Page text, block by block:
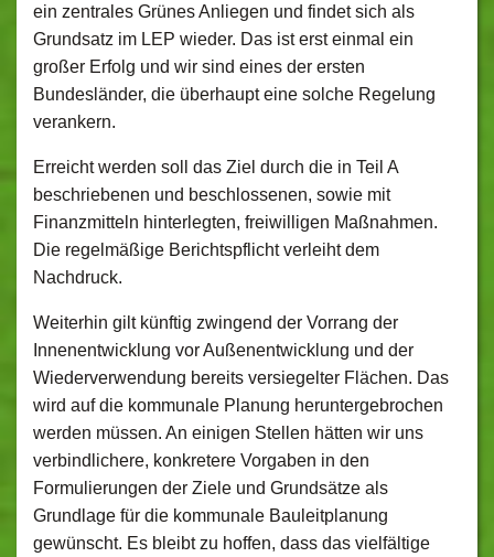
ein zentrales Grünes Anliegen und findet sich als
Grundsatz im LEP wieder. Das ist erst einmal ein
großer Erfolg und wir sind eines der ersten
Bundesländer, die überhaupt eine solche Regelung
verankern.
Erreicht werden soll das Ziel durch die in Teil A
beschriebenen und beschlossenen, sowie mit
Finanzmitteln hinterlegten, freiwilligen Maßnahmen.
Die regelmäßige Berichtspflicht verleiht dem
Nachdruck.
Weiterhin gilt künftig zwingend der Vorrang der
Innenentwicklung vor Außenentwicklung und der
Wiederverwendung bereits versiegelter Flächen. Das
wird auf die kommunale Planung heruntergebrochen
werden müssen. An einigen Stellen hätten wir uns
verbindlichere, konkretere Vorgaben in den
Formulierungen der Ziele und Grundsätze als
Grundlage für die kommunale Bauleitplanung
gewünscht. Es bleibt zu hoffen, dass das vielfältige